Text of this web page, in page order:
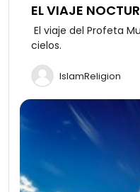
EL VIAJE
(PARTE 3 DE 6):
El viaje del Profeta
cielos.
IslamReligion